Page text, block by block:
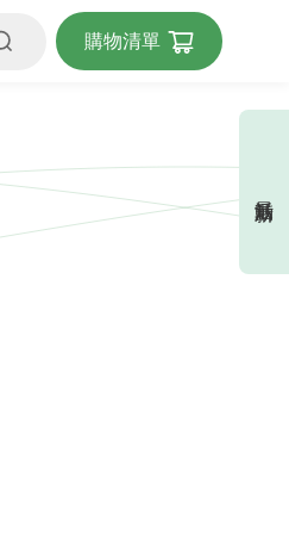
購物清單